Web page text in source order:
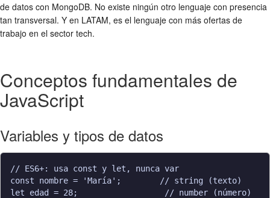
de datos con MongoDB. No existe ningún otro lenguaje con presencia
tan transversal. Y en LATAM, es el lenguaje con más ofertas de
trabajo en el sector tech.
Conceptos fundamentales de
JavaScript
Variables y tipos de datos
// ES6+: usa const y let, nunca var
const nombre = 'María';        // string (texto)
let edad = 28;                  // number (número)